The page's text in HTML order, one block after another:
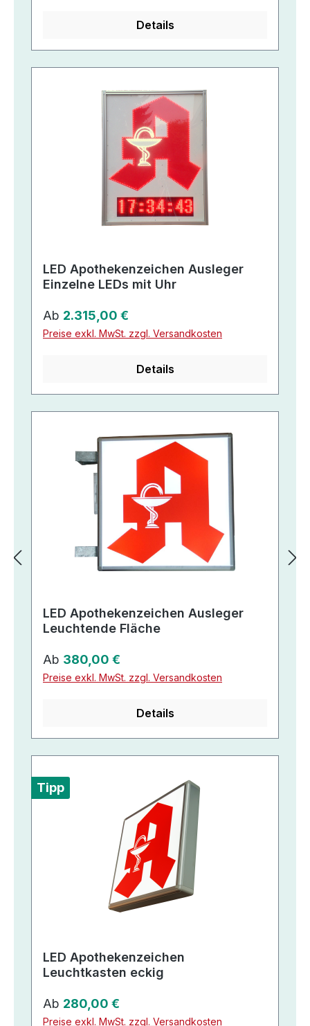
Details
LED Apothekenzeichen Ausleger
Einzelne LEDs mit Uhr
Regulärer Preis:
Ab 2.315,00 €
Preise exkl. MwSt. zzgl. Versandkosten
Details
LED Apothekenzeichen Ausleger
Leuchtende Fläche
Regulärer Preis:
Ab 380,00 €
Preise exkl. MwSt. zzgl. Versandkosten
Details
Tipp
LED Apothekenzeichen
Leuchtkasten eckig
Regulärer Preis:
Ab 280,00 €
Preise exkl. MwSt. zzgl. Versandkosten